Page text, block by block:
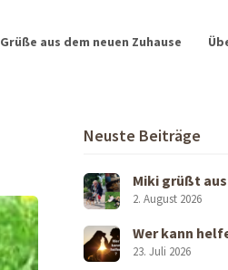
Grüße aus dem neuen Zuhause
Neuste Beiträge
Miki grüßt
2. August 2026
Wer kann
23. Juli 2026